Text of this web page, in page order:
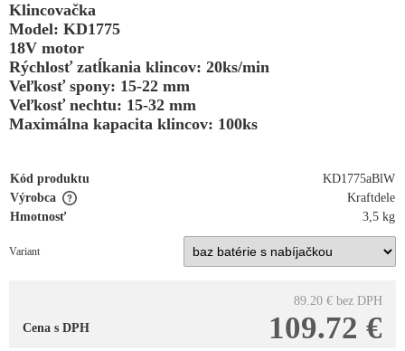
Klincovačka
Model: KD1775
18V motor
Rýchlosť zatĺkania klincov: 20ks/min
Veľkosť spony: 15-22 mm
Veľkosť nechtu: 15-32 mm
Maximálna kapacita klincov: 100ks
Kód produktu
KD1775aBlW
Výrobca
Kraftdele
Hmotnosť
3,5 kg
Variant
89.20 € bez DPH
109.72 €
Cena s DPH